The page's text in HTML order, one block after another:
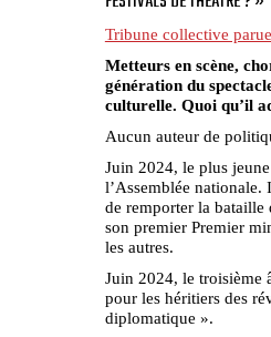
Tribune collective
Metteurs en scène,
génération du
culturelle. Quoi qu’il
Aucun auteur de
Juin 2024, le plus
l’Assemblée
de remporter la bataille
son premier Premier
les autres.
Juin 2024, le troisième
pour les héritiers des
diplomatique ».